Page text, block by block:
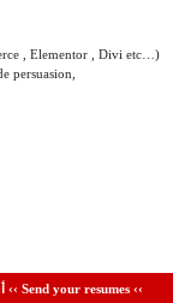
, Elementor , Divi etc…)
persuasion,
‹‹ Send your resumes ‹‹